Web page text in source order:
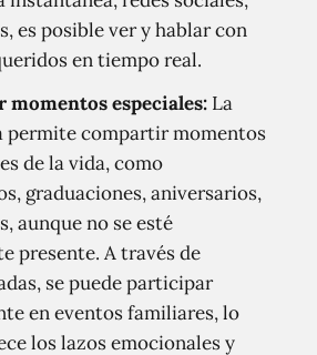
es posible ver y hablar con
en tiempo real.
especiales: La
permite compartir momentos
de la vida, como
graduaciones, aniversarios,
aunque no se esté
presente. A través de
se puede participar
en eventos familiares, lo
los lazos emocionales y